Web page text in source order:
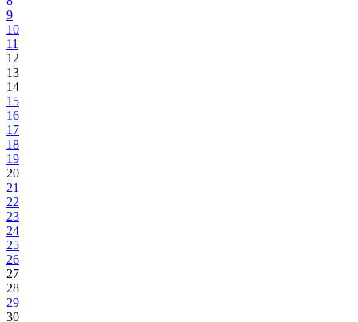
9
10
11
12
13
14
15
16
17
18
19
20
21
22
23
24
25
26
27
28
29
30